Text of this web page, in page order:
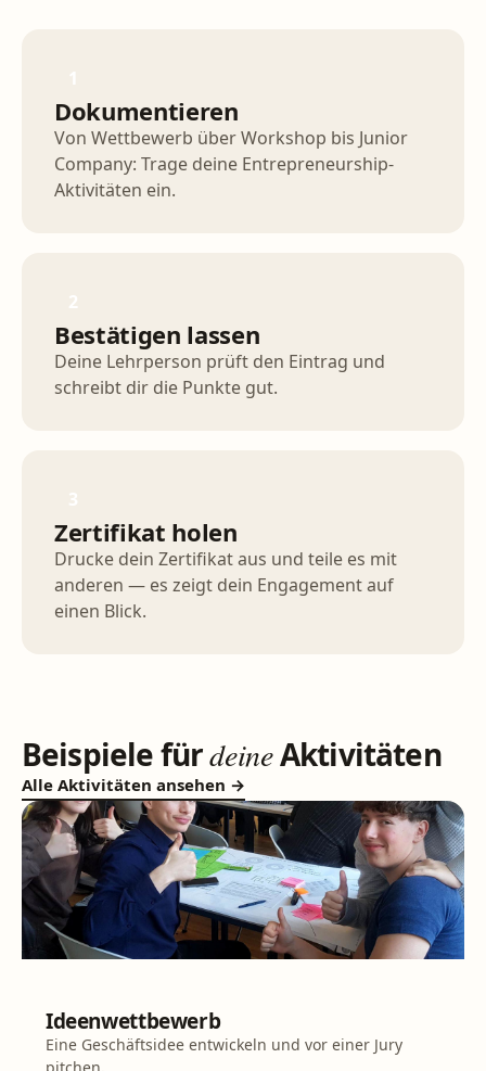
1
Dokumentieren
Von Wettbewerb über Workshop bis Junior
Company: Trage deine Entrepreneurship-
Aktivitäten ein.
2
Bestätigen lassen
Deine Lehrperson prüft den Eintrag und
schreibt dir die Punkte gut.
3
Zertifikat holen
Drucke dein Zertifikat aus und teile es mit
anderen — es zeigt dein Engagement auf
einen Blick.
Beispiele fürdeineAktivitäten
Alle Aktivitäten ansehen →
Ideenwettbewerb
Eine Geschäftsidee entwickeln und vor einer Jury